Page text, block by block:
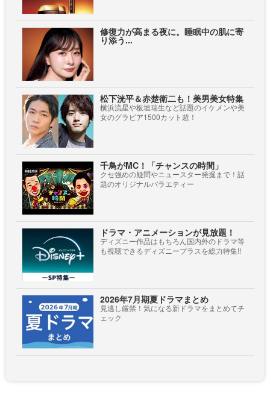
修復力が高まる夜に。睡眠中の肌に寄
り添う...
松下洸平＆赤楚衛二も！美男美女特集
横浜流星や板垣瑞生など話題のイケメンや美
女のグラビア1500カット超！
千鳥がMC！「チャンスの時間」
クセ強めの疑問やニュースター発掘まで！話
題のオリジナルバラエティー
ドラマ・アニメーションが見放題！
ディズニー作品はもちろん国内外のドラマ等
も視聴できるディズニープラスを総力特集!!
2026年7月期夏ドラマまとめ
見逃し厳禁！気になる新ドラマをまとめてチ
ェック